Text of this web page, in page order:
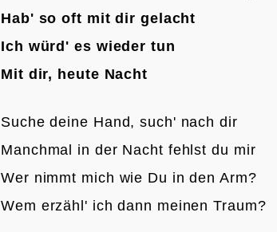
Hab' so oft mit dir gelacht
Ich würd' es wieder tun
Mit dir, heute Nacht
Suche deine Hand, such' nach dir
Manchmal in der Nacht fehlst du mir
Wer nimmt mich wie Du in den Arm?
Wem erzähl' ich dann meinen Traum?